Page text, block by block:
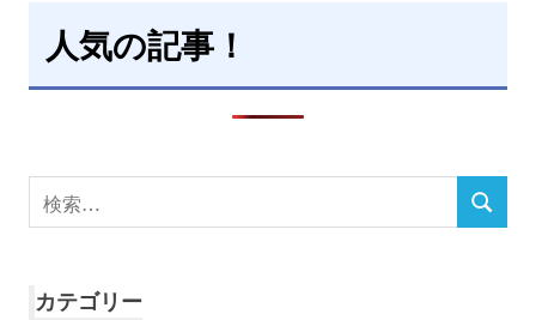
人気の記事！
検
索
検
カテゴリー